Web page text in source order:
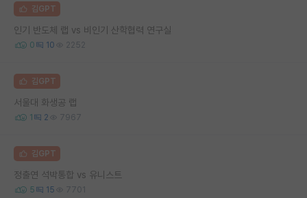
김GPT
인기 반도체 랩 vs 비인기 산학협력 연구실
0 10 2252
김GPT
서울대 화생공 랩
1 2 7967
김GPT
정출연 석박통합 vs 유니스트
5 15 7701